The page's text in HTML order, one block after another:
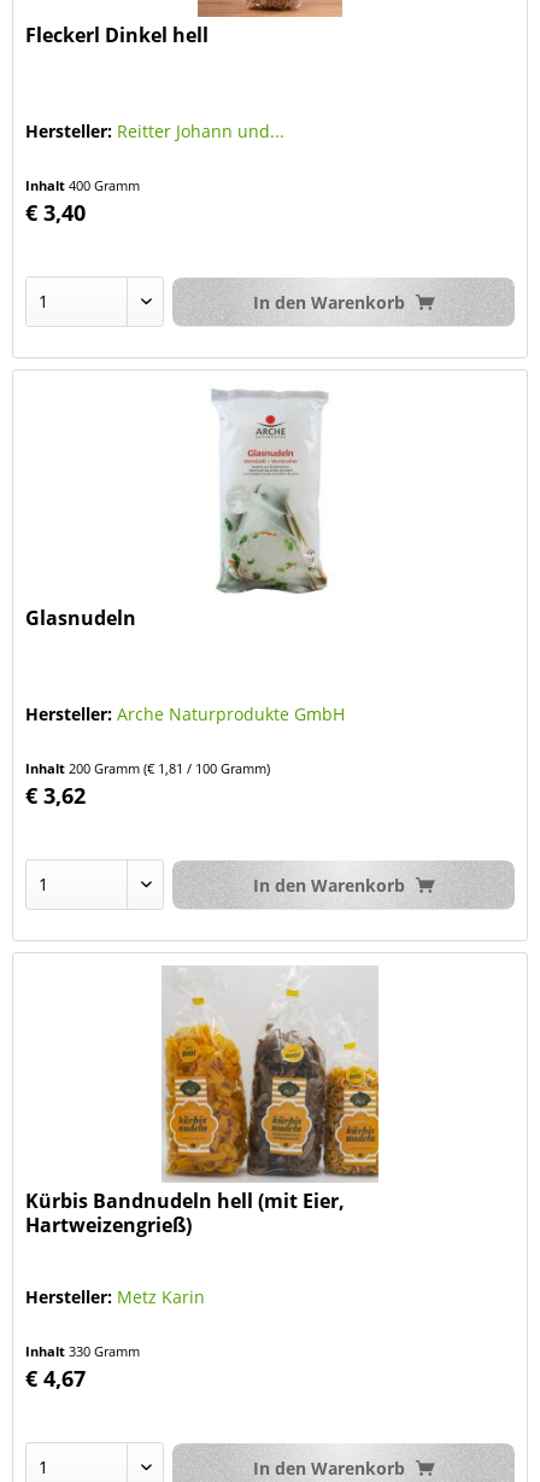
Fleckerl Dinkel hell
Hersteller: Reitter Johann und...
Inhalt400 Gramm
€ 3,40
In den Warenkorb
Glasnudeln
Hersteller: Arche Naturprodukte GmbH
Inhalt200 Gramm(€ 1,81 / 100 Gramm)
€ 3,62
In den Warenkorb
Kürbis Bandnudeln hell (mit Eier,
Hartweizengrieß)
Hersteller: Metz Karin
Inhalt330 Gramm
€ 4,67
In den Warenkorb